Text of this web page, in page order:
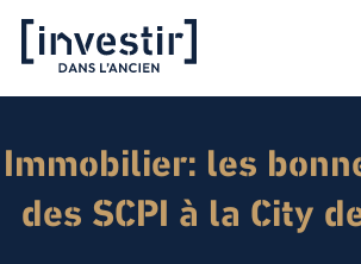
Immobilier: les
des SCPI à la City